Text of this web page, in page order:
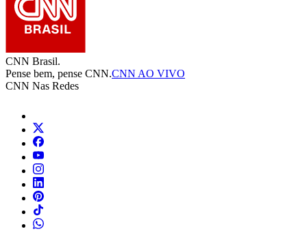
CNN Brasil.
Pense bem, pense CNN.CNN AO VIVO
CNN Nas Redes